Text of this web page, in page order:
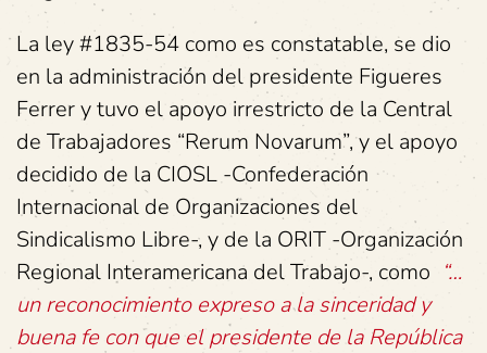
La ley #1835-54 como es constatable, se dio
en la administración del presidente Figueres
Ferrer y tuvo el apoyo irrestricto de la Central
de Trabajadores “Rerum Novarum”, y el apoyo
decidido de la CIOSL -Confederación
Internacional de Organizaciones del
Sindicalismo Libre-, y de la ORIT -Organización
Regional Interamericana del Trabajo-, como “…
un reconocimiento expreso a la sinceridad y
buena fe con que el presidente de la República